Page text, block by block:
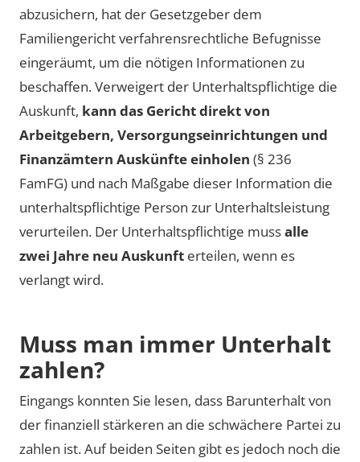
abzusichern, hat der Gesetzgeber dem
Familiengericht verfahrensrechtliche Befugnisse
eingeräumt, um die nötigen Informationen zu
beschaffen. Verweigert der Unterhaltspflichtige die
Auskunft, kann das Gericht direkt von
Arbeitgebern, Versorgungseinrichtungen und
Finanzämtern Auskünfte einholen (§ 236
FamFG) und nach Maßgabe dieser Information die
unterhaltspflichtige Person zur Unterhaltsleistung
verurteilen. Der Unterhaltspflichtige mussalle
zwei Jahre neu Auskunft erteilen, wenn es
verlangt wird.
Muss man immer Unterhalt
zahlen?
Eingangs konnten Sie lesen, dass Barunterhalt von
der finanziell stärkeren an die schwächere Partei zu
zahlen ist. Auf beiden Seiten gibt es jedoch noch die